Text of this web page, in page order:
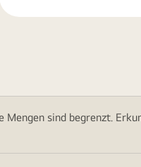
sind begrenzt.